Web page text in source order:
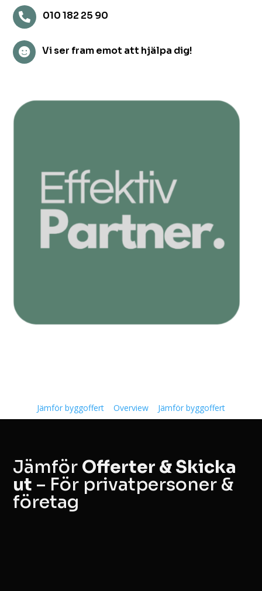
 010 182 25 90
 Vi ser fram emot att hjälpa dig!
Jämför byggoffert Overview Jämför byggoffert
Jämför Offerter & Skicka
ut – För privatpersoner &
företag